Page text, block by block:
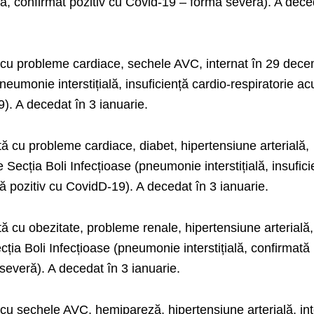
probleme cardiace, sechele AVC, internat în 29
interstițială, insuficiență cardio-respiratorie
A decedat în 3 ianuarie.
cu probleme cardiace, diabet, hipertensiune arterială,
Secția Boli Infecțioase (pneumonie interstițială,
pozitiv cu CovidD-19). A decedat în 3 ianuarie.
cu obezitate, probleme renale, hipertensiune arterială,
Boli Infecțioase (pneumonie interstițială, confirmată
A decedat în 3 ianuarie.
sechele AVC, hemipareză, hipertensiune arterială,